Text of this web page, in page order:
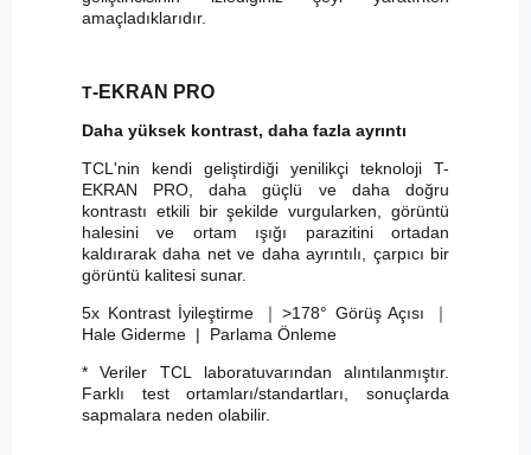
amaçladıklarıdır.
T-EKRAN PRO
Daha yüksek kontrast, daha fazla ayrıntı
TCL'nin kendi geliştirdiği yenilikçi teknoloji T-
EKRAN PRO, daha güçlü ve daha doğru
kontrastı etkili bir şekilde vurgularken, görüntü
halesini ve ortam ışığı parazitini ortadan
kaldırarak daha net ve daha ayrıntılı, çarpıcı bir
görüntü kalitesi sunar.
5x Kontrast İyileştirme
｜ >178° Görüş Açısı
｜
Hale Giderme | Parlama Önleme
* Veriler TCL laboratuvarından alıntılanmıştır.
Farklı test ortamları/standartları, sonuçlarda
sapmalara neden olabilir.